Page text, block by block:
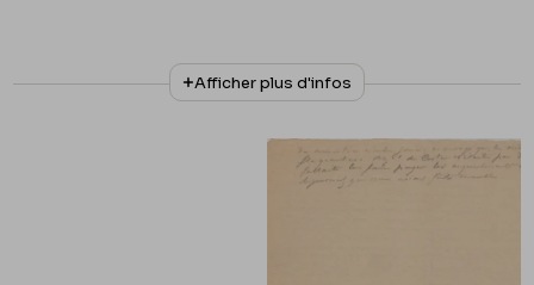
N° d'inventaire
III/1802/1
Collationnage
Autographe
Belgique, Bruxelles, Bibliothèque royale de
Belgique, Cabinet des Manuscrits
Afficher plus d'infos